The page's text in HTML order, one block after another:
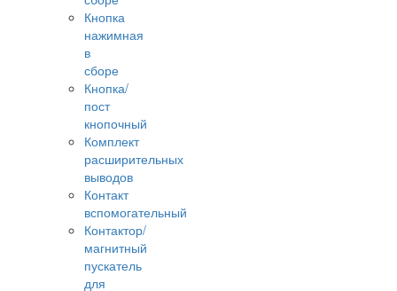
Кнопка
нажимная
в
сборе
Кнопка/
пост
кнопочный
Комплект
расширительных
выводов
Контакт
вспомогательный
Контактор/
магнитный
пускатель
для